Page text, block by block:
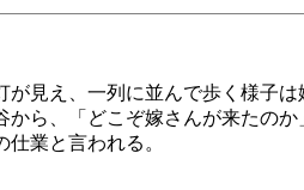
が見え、一列に並んで歩く様子は
から、「どこぞ嫁さんが来たのか
業と言われる。